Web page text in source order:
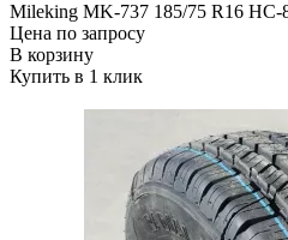
Mileking MK-737 185/75 R16 HC-
Цена по запросу
В корзину
Купить в 1 клик